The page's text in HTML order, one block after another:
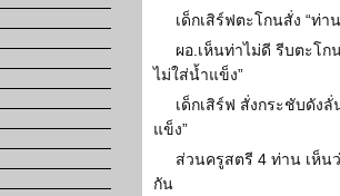
เด็กเสิร์ฟตะโกนสั่ง “ท่า
ผอ.เห็นท่าไม่ดี รีบตะโก
ไม่ใส่น้ำแข็ง”
เด็กเสิร์ฟ สั่งกระชับดัง
แข็ง”
ส่วนครูสตรี 4 ท่าน เห็น
กัน